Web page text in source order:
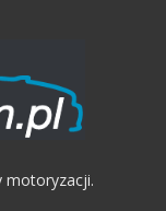
motoryzacji.